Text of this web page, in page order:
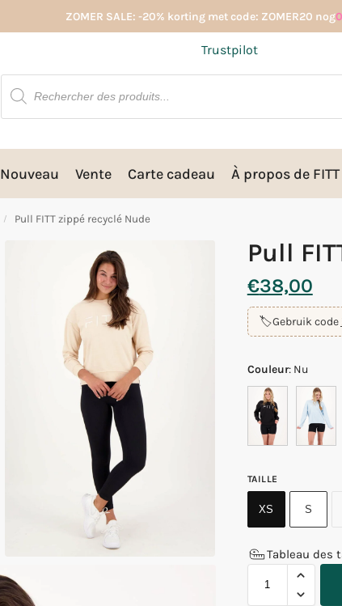
ZOMER SALE: -20% korting met code: ZOMER20 nog
Trustpilot
Nouveau Vente Carte cadeau À propos de FITT
/ Pull FITT zippé recyclé Nude
Pull
€38,00
🏷️Gebruik code
Couleur: Nu
TAILLE
XS S
Tableau des